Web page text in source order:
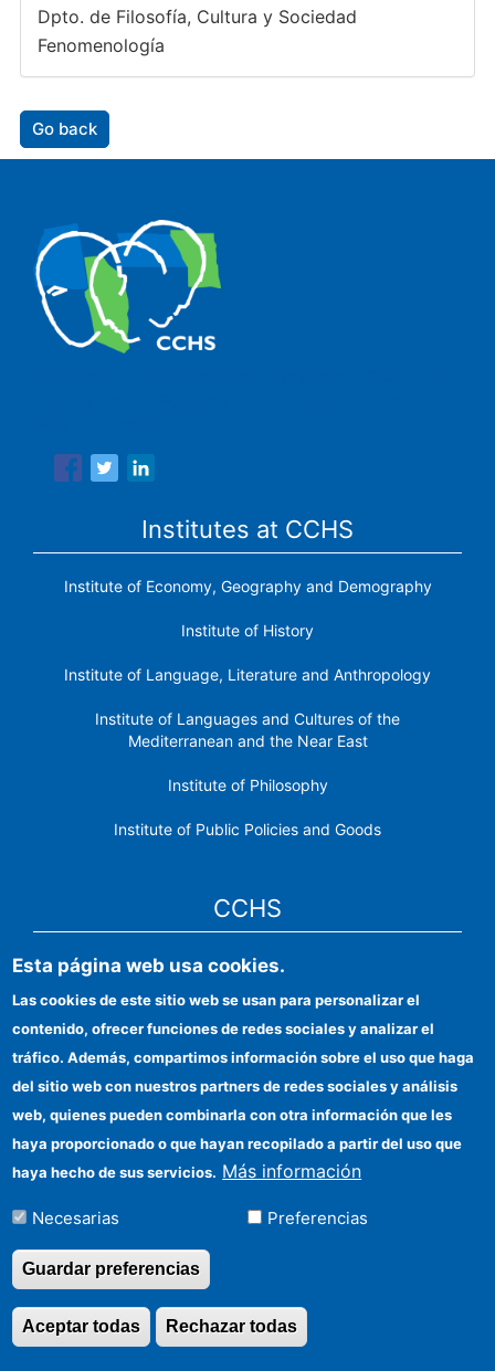
Dpto. de Filosofía, Cultura y Sociedad
Fenomenología
Go back
Institutes at CCHS
Institute of Economy, Geography and Demography
Institute of History
Institute of Language, Literature and Anthropology
Institute of Languages ​​and Cultures of the
Mediterranean and the Near East
Institute of Philosophy
Institute of Public Policies and Goods
CCHS
CSIC Electronic Office
Institutional identity
Information for providers
FEDER funds
Funding entities
Contact
Location
©Copyright 2026 Todos los derechos reservados
Esta página web usa cookies.
Las cookies de este sitio web se usan para personalizar el
contenido, ofrecer funciones de redes sociales y analizar el
tráfico. Además, compartimos información sobre el uso que haga
del sitio web con nuestros partners de redes sociales y análisis
web, quienes pueden combinarla con otra información que les
haya proporcionado o que hayan recopilado a partir del uso que
haya hecho de sus servicios. Más información
Necesarias Preferencias
Guardar preferencias
Rechazar todas
Aceptar todas